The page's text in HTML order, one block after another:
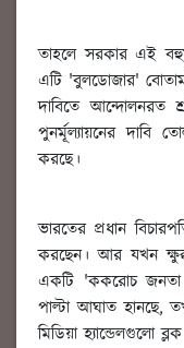
তাহলে সরকার এই
এটি 'বুলডোজার'
দাবিতে আন্দোলনরত
পুনর্মূল্যায়নের দাবি
করছে।
ভারতের প্রধান
করছেন। আর যখন
একটি 'ককরোচ জনতা
পাল্টা আঘাত হানছে,
মিডিয়া হ্যান্ডেলগুলো